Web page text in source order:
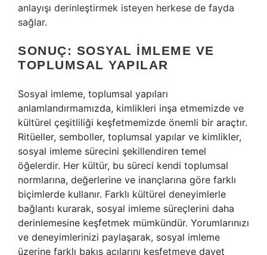
anlayışı derinleştirmek isteyen herkese de fayda
sağlar.
SONUÇ: SOSYAL İMLEME VE
TOPLUMSAL YAPILAR
Sosyal imleme, toplumsal yapıları
anlamlandırmamızda, kimlikleri inşa etmemizde ve
kültürel çeşitliliği keşfetmemizde önemli bir araçtır.
Ritüeller, semboller, toplumsal yapılar ve kimlikler,
sosyal imleme sürecini şekillendiren temel
öğelerdir. Her kültür, bu süreci kendi toplumsal
normlarına, değerlerine ve inançlarına göre farklı
biçimlerde kullanır. Farklı kültürel deneyimlerle
bağlantı kurarak, sosyal imleme süreçlerini daha
derinlemesine keşfetmek mümkündür. Yorumlarınızı
ve deneyimlerinizi paylaşarak, sosyal imleme
üzerine farklı bakış açılarını keşfetmeye davet